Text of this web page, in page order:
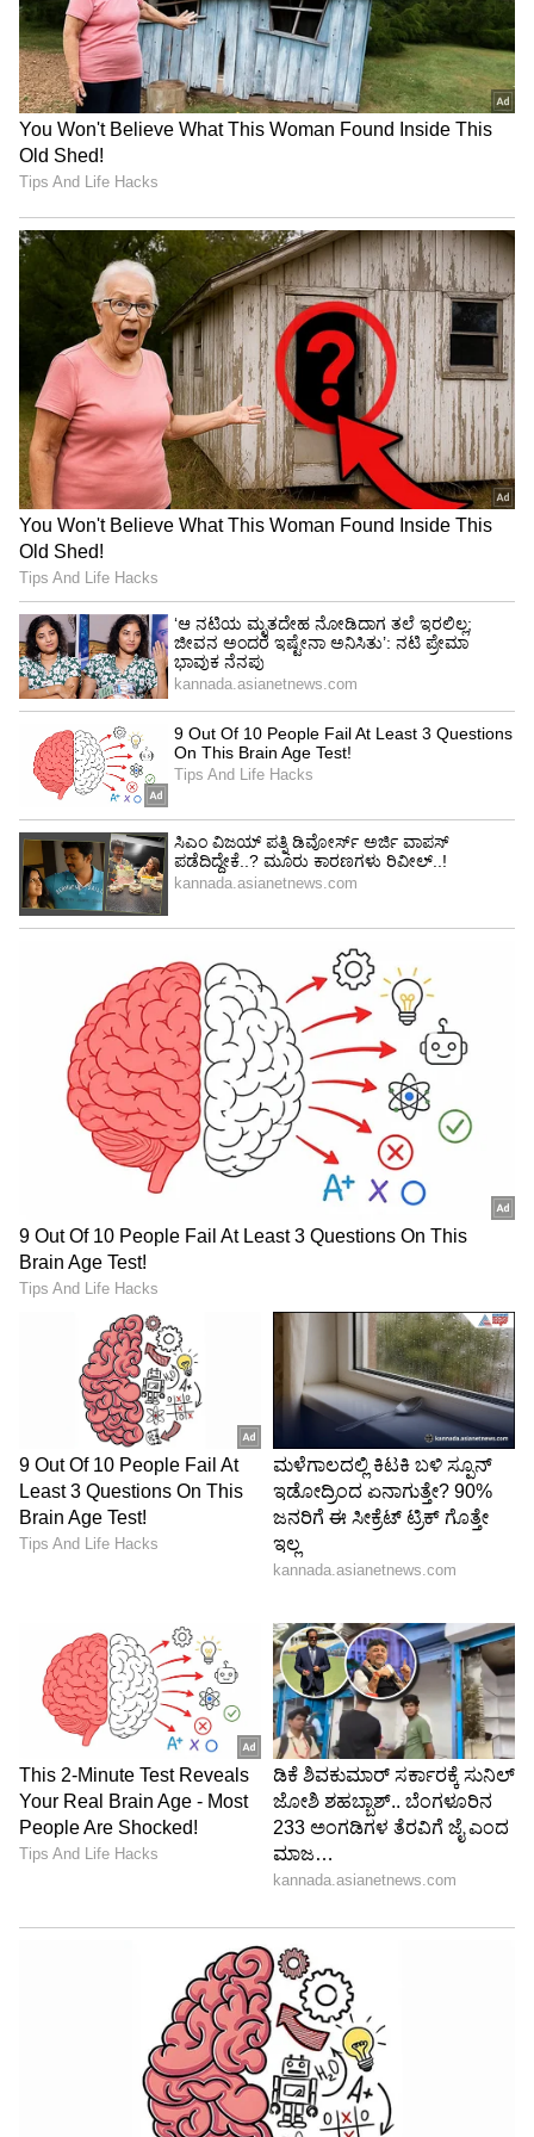
Related Articles
ಅಯೋಧ್ಯೆ ರಾಮಮಂದಿರ ದೇಣಿಗೆ ಮಾತ್ರವಲ್ಲ ಚಿನ್ನದ
'ರಾಮಚರಿತಮಾನಸ' ನಾಪತ್ತೆ? ಮಾಜಿ ಐಎಎಸ್
ಅಧಿಕಾರಿ ಆರೋಪ!
ಅಯೋಧ್ಯ ಅಕ್ರಮ: ಬೀದಿಗಿಳಿದ ವಕೀಲರು; ಕನ್ನಡಿಗ
ಗೋಪಾಲ್ ಸೇರಿ ಮೂವರ ವಿರುದ್ಧ ಎಫ್‌ಐಆರ್‌ಗೆ ಪಟ್ಟು!
ಪ್ರತಿಭಟನೆ ವೇಳೆ ಜೈ ಶ್ರೀರಾಂ ಘೋಷಣೆ
3
4
Image Credit :Asianet News
ದೇಣಿಗೆ ಹಣ ಎಣಿಸಲು ತಂತ್ರಗಳು, ಯಂತ್ರಗಳು!
ಹಣ ಎಣಿಕೆಗೆ ಯಂತ್ರಗಳು?
ದೇವಾಲಯದ ಸಭಾಂಗಣದೊಳಗೆ ಇರುವ ಸಾವಿರಾರು ದೇಣಿಗೆ
ಪೆಟ್ಟಿಗೆಗಳನ್ನು ಕಾಲ ಕಾಲಕ್ಕೆ ಸುರಕ್ಷಿತವಾಗಿ ಖಾಲಿ
ಮಾಡಲಾಗುತ್ತದೆ. ಅವುಗಳನ್ನು ವಿಶೇಷವಾಗಿ ಮುಚ್ಚಿದ
ವಾಹನಗಳಲ್ಲಿ ನೇರವಾಗಿ ಪರಕಮಣಿ ಭವನಕ್ಕೆ
ಸಾಗಿಸಲಾಗುತ್ತದೆ. ಈ ಆಧುನಿಕ ಸಂಕೀರ್ಣದೊಳಗೆ,
ಭಾರತೀಯ ಕರೆನ್ಸಿ, ವಿದೇಶಿ ಕರೆನ್ಸಿ ಮತ್ತು ಚಿನ್ನ ಮತ್ತು
ಬೆಳ್ಳಿಯನ್ನು ವಿಂಗಡಿಸಲು ಪ್ರತ್ಯೇಕ ವಿಭಾಗಗಳನ್ನು
ರಚಿಸಲಾಗಿದೆ. ನೋಟುಗಳನ್ನು ಎಣಿಸಲು ಹೈ-ಸ್ಪೀಡ್ ಕರೆನ್ಸಿ
ಎಣಿಕೆಯ ಯಂತ್ರಗಳನ್ನು ಬಳಸಲಾಗುತ್ತದೆ. ವಿದೇಶಿ
ಕರೆನ್ಸಿಯನ್ನು ಅಧಿಕೃತ ಬ್ಯಾಂಕುಗಳ ಮೂಲಕ ನೇರವಾಗಿ
ಠೇವಣಿ ಮಾಡಲಾಗುತ್ತದೆ, ಆದರೆ ಚಿನ್ನ ಮತ್ತು ಬೆಳ್ಳಿಯನ್ನು
ಶುದ್ಧತೆಗಾಗಿ ಸೂಕ್ಷ್ಮವಾಗಿ ಪರಿಶೀಲಿಸಲಾಗುತ್ತದೆ, ಕೊನೆಯ ಔನ್ಸ್
ವರೆಗೆ ಡಿಜಿಟಲ್ ಮತ್ತು ಭೌತಿಕ ದಾಖಲೆಗಳನ್ನು ನೀಡುತ್ತೆ.
ದೇಣಿಗೆ ಎಣಿಸುವಾಗ ಭಾರೀ ನಿಗಾ!
ಈ ಎಣಿಕೆ ಪ್ರಕ್ರಿಯೆಯ ವೈಶಿಷ್ಠ್ಯ ಎಂದರೆ, ಇದರಲ್ಲಿ ಸರ್ಕಾರಿ
ಅಥವಾ ದೇವಾಲಯದ ನೌಕರರು ಸಂಬಳ ಪಡೆಯುವುದಲ್ಲದೆ,
ದೇಶಾದ್ಯಂತ ಆಯ್ಕೆಯಾದ ಭಕ್ತರು ಸಹ ಭಾಗವಹಿಸುತ್ತಾರೆ. ಈ
ಸ್ವಯಂಸೇವಕರು, ಯಾವುದೇ ಸಂಬಳವಿಲ್ಲದೆ, ಅಧಿಕಾರಿಗಳ
ಕಟ್ಟುನಿಟ್ಟಿನ ಮೇಲ್ವಿಚಾರಣೆಯಲ್ಲಿ ಸೇವೆಯ ಆಧಾರದ ಮೇಲೆ
ನೋಟುಗಳು ಮತ್ತು ನಾಣ್ಯಗಳನ್ನು ವಿಂಗಡಿಸುತ್ತಾರೆ.
ವ್ಯಕ್ತಿಯನ್ನು ಬಹು ಹಂತಗಳಲ್ಲಿ ಸಂಪೂರ್ಣವಾಗಿ
ಪರಿಶೀಲಿಸಲಾಗುತ್ತದೆ. ನೂರಾರು ಹೈ-ರೆಸಲ್ಯೂಷನ್ ಸಿಸಿಟಿವಿ
ಕ್ಯಾಮೆರಾಗಳನ್ನು ಕಟ್ಟಡದ ಒಳಹೊರಗೂ ಸ್ಥಾಪಿಸಲಾಗಿದ್ದು,
ದಿನದ 24 ಗಂಟೆಗಳ ಕಾಲ ಪ್ರತಿಯೊಂದು ಚಲನವಲನವನ್ನು
ಸೂಕ್ಷ್ಮವಾಗಿ ಗಮನಿಸಲಾಗುತ್ತಿದೆ.